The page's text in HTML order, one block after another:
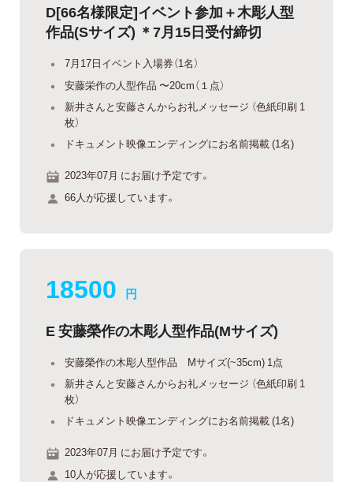
D[66名様限定]イベント参加＋木彫人型
作品(Sサイズ) ＊7月15日受付締切
7月17日イベント入場券（1名）
安藤栄作の人型作品 〜20cm（１点）
新井さんと安藤さんからお礼メッセージ （色紙印刷 1
枚）
ドキュメント映像エンディングにお名前掲載 (1名)
2023年07月 にお届け予定です。
66人が応援しています。
18500 円
E 安藤榮作の木彫人型作品(Mサイズ)
安藤榮作の木彫人型作品 Mサイズ(~35cm) 1点
新井さんと安藤さんからお礼メッセージ （色紙印刷 1
枚）
ドキュメント映像エンディングにお名前掲載 (1名)
2023年07月 にお届け予定です。
10人が応援しています。